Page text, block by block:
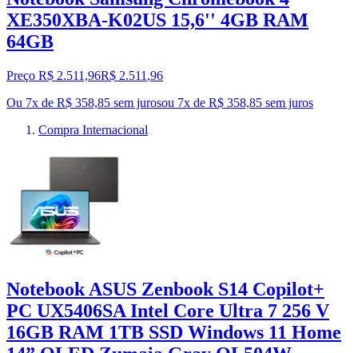
XE350XBA-K02US 15,6'' 4GB RAM
64GB
Preço R$ 2.511,96R$ 2.511 ,96
Ou 7x de R$ 358,85 sem jurosou 7x de R$ 358,85 sem juros
Compra Internacional
Notebook ASUS Zenbook S14 Copilot+
PC UX5406SA Intel Core Ultra 7 256 V
16GB RAM 1TB SSD Windows 11 Home